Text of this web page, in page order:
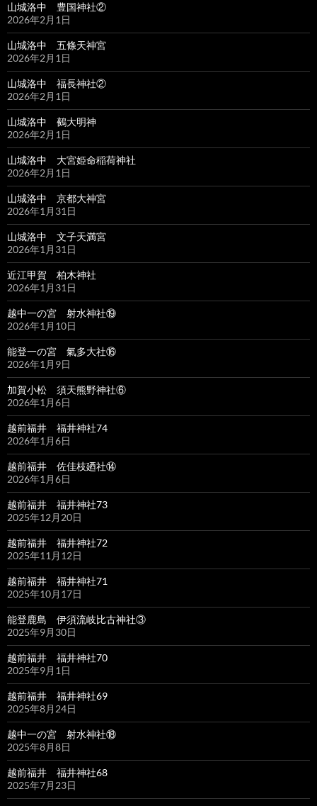
山城洛中 豊国神社②
2026年2月1日
山城洛中 五條天神宮
2026年2月1日
山城洛中 福長神社②
2026年2月1日
山城洛中 鵺大明神
2026年2月1日
山城洛中 大宮姫命稲荷神社
2026年2月1日
山城洛中 京都大神宮
2026年1月31日
山城洛中 文子天満宮
2026年1月31日
近江甲賀 柏木神社
2026年1月31日
越中一の宮 射水神社⑲
2026年1月10日
能登一の宮 氣多大社⑯
2026年1月9日
加賀小松 須天熊野神社⑥
2026年1月6日
越前福井 福井神社74
2026年1月6日
越前福井 佐佳枝廼社⑭
2026年1月6日
越前福井 福井神社73
2025年12月20日
越前福井 福井神社72
2025年11月12日
越前福井 福井神社71
2025年10月17日
能登鹿島 伊須流岐比古神社③
2025年9月30日
越前福井 福井神社70
2025年9月1日
越前福井 福井神社69
2025年8月24日
越中一の宮 射水神社⑱
2025年8月8日
越前福井 福井神社68
2025年7月23日